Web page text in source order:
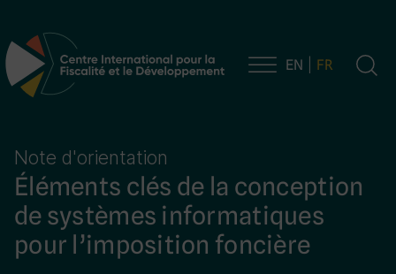
Navigation principale EN FR
Note d'orientation
Éléments clés de la conception
de systèmes informatiques
pour l’imposition foncière